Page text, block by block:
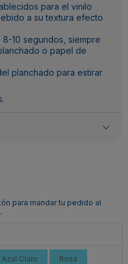
para el vinilo
a su textura efecto
8-10 segundos, siempre
o papel de
planchado para estirar
para mandar tu pedido al
Azul Claro Rosa